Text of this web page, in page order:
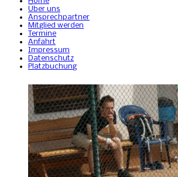
Über uns
Ansprechpartner
Mitglied werden
Termine
Anfahrt
Impressum
Datenschutz
Platzbuchung